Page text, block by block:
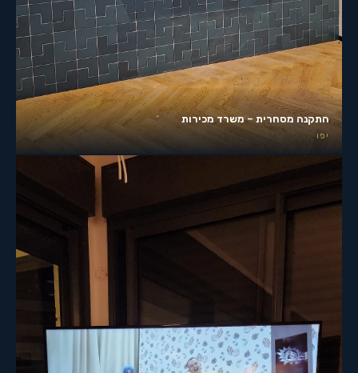
התקנה מסחרית – משרד מכירות
יפו